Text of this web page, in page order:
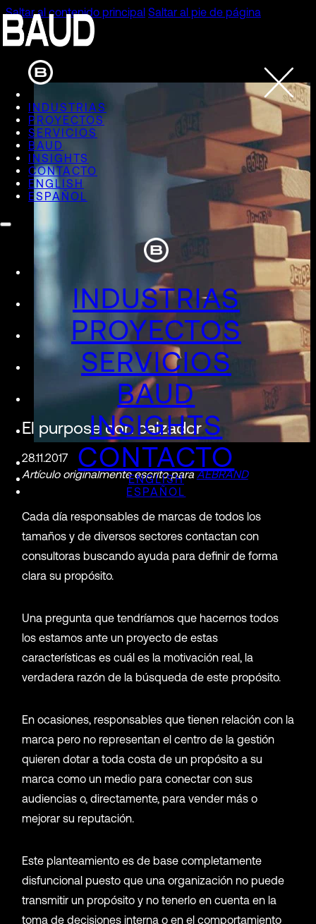
Saltar al contenido principal Saltar al pie de página
INDUSTRIAS
PROYECTOS
SERVICIOS
BAUD
INSIGHTS
CONTACTO
ENGLISH
ESPAÑOL
INDUSTRIAS
PROYECTOS
SERVICIOS
BAUD
INSIGHTS
CONTACTO
ENGLISH
ESPAÑOL
El purpose con calzador
28.11.2017
Artículo originalmente escrito paraAEBRAND
Cada día responsables de marcas de todos los
tamaños y de diversos sectores contactan con
consultoras buscando ayuda para definir de forma
clara su propósito.
Una pregunta que tendríamos que hacernos todos
los estamos ante un proyecto de estas
características es cuál es la motivación real, la
verdadera razón de la búsqueda de este propósito.
En ocasiones, responsables que tienen relación con la
marca pero no representan el centro de la gestión
quieren dotar a toda costa de un propósito a su
marca como un medio para conectar con sus
audiencias o, directamente, para vender más o
mejorar su reputación.
Este planteamiento es de base completamente
disfuncional puesto que una organización no puede
transmitir un propósito y no tenerlo en cuenta en la
toma de decisiones interna o en el comportamiento